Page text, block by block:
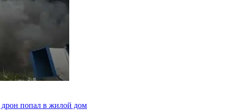
попал в жилой дом